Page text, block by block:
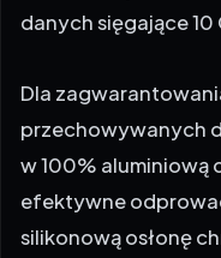
danych sięgające 10
Dla
przechowywanych
w 100% aluminiową
efektywne
silikonową osłonę